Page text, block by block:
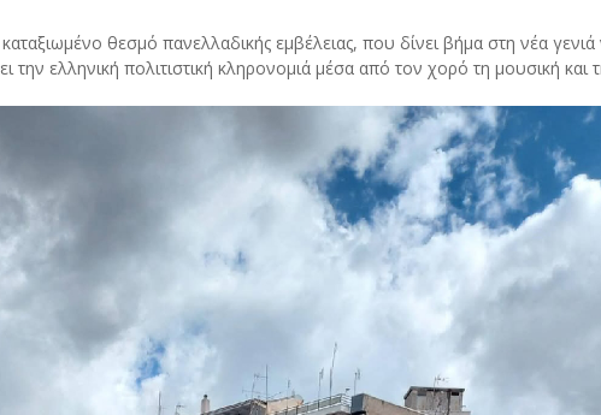
θεσμό πανελλαδικής εμβέλειας, που δίνει βήμα στη νέα γενιά
την ελληνική πολιτιστική κληρονομιά μέσα από τον χορό τη μουσική και